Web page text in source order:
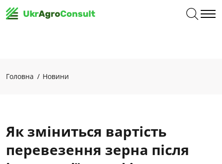
Головна Новини
Як зміниться вартість
перевезення зерна після